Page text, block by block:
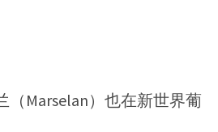
Marselan）也在新世界葡